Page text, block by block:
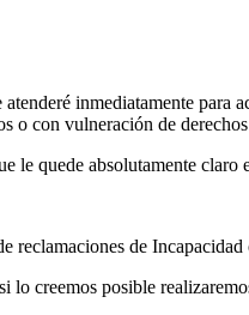
inmediatamente para
o con vulneración de
le quede absolutamente
reclamaciones de
lo creemos posible